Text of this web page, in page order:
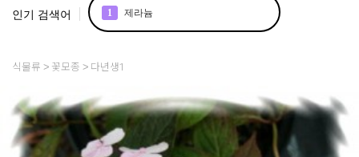
인기 검색어 1 제라늄
4 에키네시아
식물류 꽃모종 다년생1